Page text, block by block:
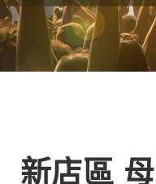
新店區